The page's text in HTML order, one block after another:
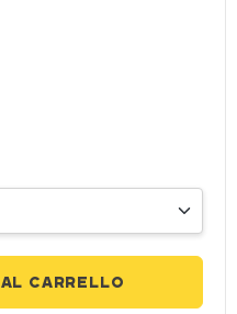
AGGIUNGI AL CARRELLO